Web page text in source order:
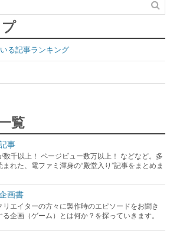
る記事ランキング
覧
事
数千以上！ ページビュー数万以上！ などなど。多
まれた、電ファミ渾身の“殿堂入り”記事をまとめま
画書
リエイターの方々に製作時のエピソードをお聞き
る企画（ゲーム）とは何か？を探っていきます。